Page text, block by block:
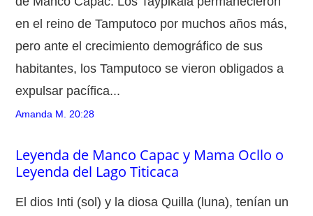
en el reino de Tamputoco por muchos años más,
pero ante el crecimiento demográfico de sus
habitantes, los Tamputoco se vieron obligados a
expulsar pacífica...
Amanda M. 20:28
Leyenda de Manco Capac y Mama Ocllo o
Leyenda del Lago Titicaca
El dios Inti (sol) y la diosa Quilla (luna), tenían un